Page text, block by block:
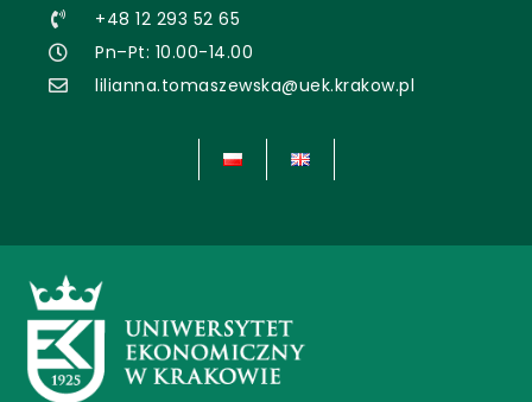
+48 12 293 52 65
Pn–Pt: 10.00-14.00
lilianna.tomaszewska@uek.krakow.pl